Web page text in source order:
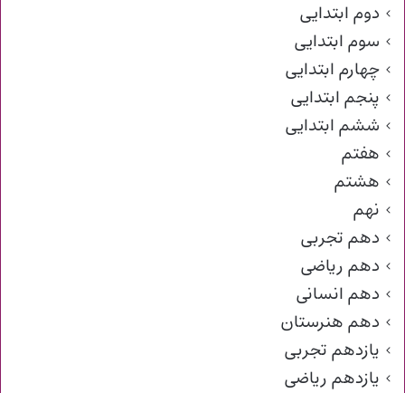
دوم ابتدایی
سوم ابتدایی
چهارم ابتدایی
پنجم ابتدایی
ششم ابتدایی
هفتم
هشتم
نهم
دهم تجربی
دهم ریاضی
دهم انسانی
دهم هنرستان
یازدهم تجربی
یازدهم ریاضی